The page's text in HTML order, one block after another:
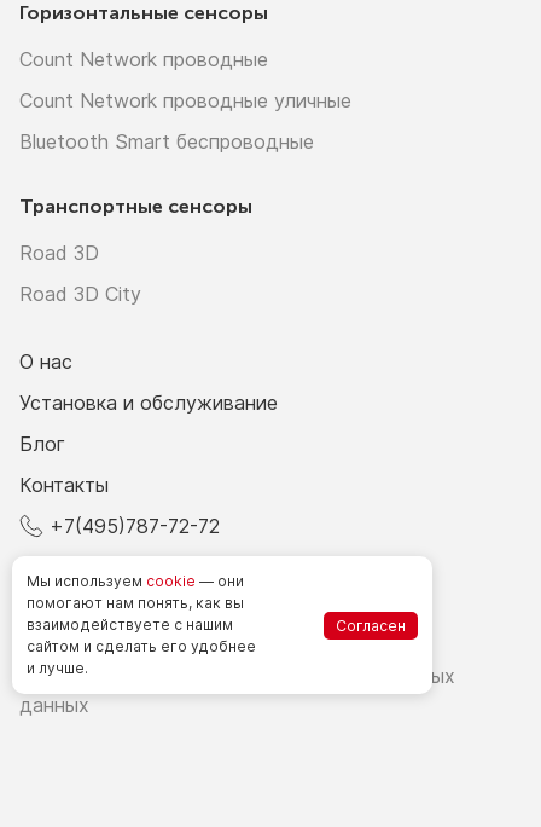
Горизонтальные сенсоры
Count Network проводные
Count Network проводные уличные
Bluetooth Smart беспроводные
Транспортные сенсоры
Road 3D
Road 3D City
О нас
Установка и обслуживание
Блог
Контакты
+7(495)787-72-72
Счетчики посетителей в РФ
Политика в области обработки персональных
данных
Мы используем cookie — они
помогают нам понять, как вы
взаимодействуете с нашим
сайтом и сделать его удобнее
и лучше.
Согласен